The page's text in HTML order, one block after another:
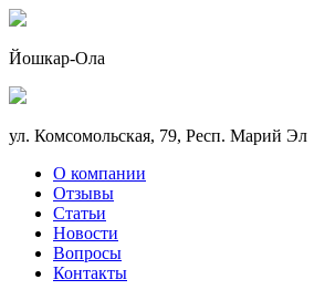
Йошкар-Ола
ул. Комсомольская, 79, Респ. Марий Эл
О компании
Отзывы
Статьи
Новости
Вопросы
Контакты